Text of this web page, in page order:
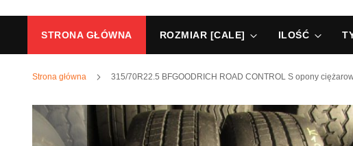
STRONA GŁÓWNA ROZMIAR [CALE] ILOŚĆ
Strona główna 315/70R22.5 BFGOODRICH ROAD CONTROL S opony
Przejdź
koniec